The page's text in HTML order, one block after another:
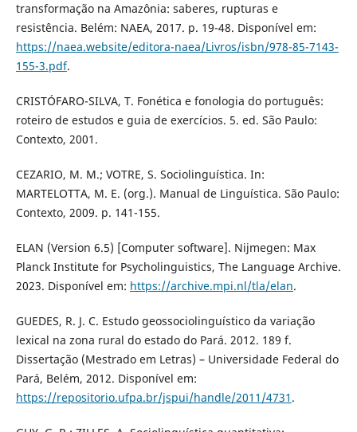
transformação na Amazônia: saberes, rupturas e
resistência. Belém: NAEA, 2017. p. 19-48. Disponível em:
https://naea.website/editora-naea/Livros/isbn/978-85-7143-
155-3.pdf.
CRISTÓFARO-SILVA, T. Fonética e fonologia do português:
roteiro de estudos e guia de exercícios. 5. ed. São Paulo:
Contexto, 2001.
CEZARIO, M. M.; VOTRE, S. Sociolinguística. In:
MARTELOTTA, M. E. (org.). Manual de Linguística. São Paulo:
Contexto, 2009. p. 141-155.
ELAN (Version 6.5) [Computer software]. Nijmegen: Max
Planck Institute for Psycholinguistics, The Language Archive.
2023. Disponível em: https://archive.mpi.nl/tla/elan.
GUEDES, R. J. C. Estudo geossociolinguístico da variação
lexical na zona rural do estado do Pará. 2012. 189 f.
Dissertação (Mestrado em Letras) – Universidade Federal do
Pará, Belém, 2012. Disponível em:
https://repositorio.ufpa.br/jspui/handle/2011/4731 .